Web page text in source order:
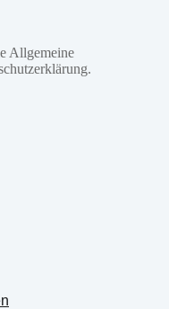
Allgemeine